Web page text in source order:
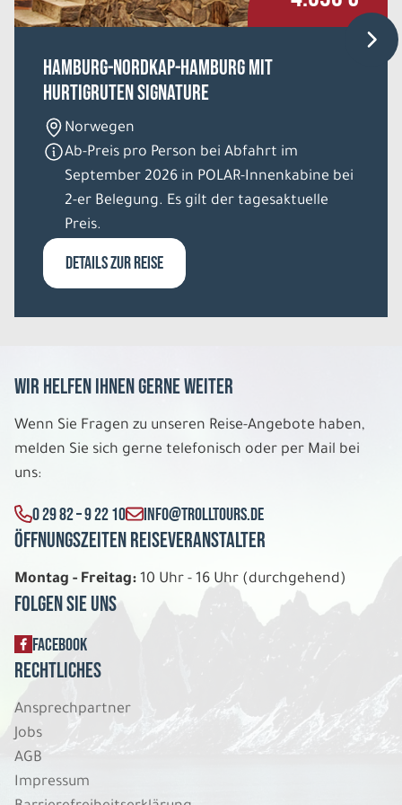
REISE VERBINDLICH ANFRAGEN
11 Tage
Di. 11.08. - Fr. 21.08.2026
Irlands spektakuläre Küstenstrasse
Mixed Unterkünfte Einzelzimmer
Belegung: 1
REISE VERBINDLICH ANFRAGEN
Di. 11.08. - Fr. 21.08.2026
Irlands spektakuläre Küstenstrasse
P.P. AB
11 Tage
Irlands spektakuläre Küstenstrasse
Herren-/ Landhäuser Einzelzimmer
Hamburg-Nordkap-Hamburg mit
Hurtigruten Signature
Norwegen
Ab-Preis pro Person bei Abfahrt im
September 2026 in POLAR-Innenkabine bei
2-er Belegung. Es gilt der tagesaktuelle
Preis.
DETAILS ZUR REISE
Wir helfen Ihnen gerne weiter
Wenn Sie Fragen zu unseren Reise-Angebote haben,
melden Sie sich gerne telefonisch oder per Mail bei
uns:
0 29 82 – 9 22 10 INFO@TROLLTOURS.DE
Öffnungszeiten Reiseveranstalter
Montag - Freitag: 10 Uhr - 16 Uhr (durchgehend)
Folgen Sie uns
FACEBOOK
Rechtliches
Ansprechpartner
Jobs
AGB
Impressum